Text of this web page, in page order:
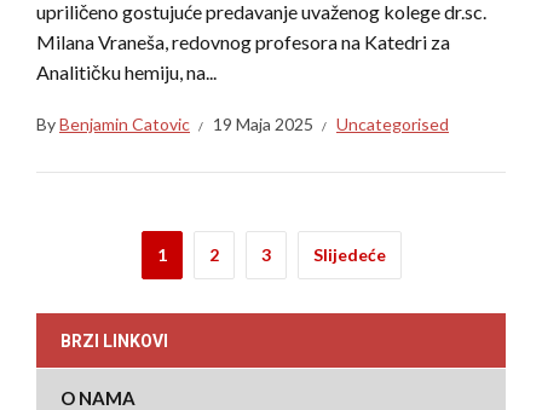
upriličeno gostujuće predavanje uvaženog kolege dr.sc.
Milana Vraneša, redovnog profesora na Katedri za
Analitičku hemiju, na...
ByBenjamin Catovic 19 Maja 2025 Uncategorised
1 2 3 Slijedeće
BRZI LINKOVI
O NAMA